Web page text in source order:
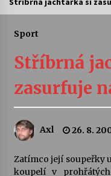
kapkou
Veselí
Sport
Stříbrná
zasurfuje
Axl 26. 8.
Zatímco její soupeřky
koupelí v